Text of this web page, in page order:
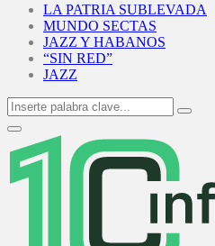
LA PATRIA SUBLEVADA
MUNDO SECTAS
JAZZ Y HABANOS
“SIN RED”
JAZZ
Search
for:
Search
Primary
Menu